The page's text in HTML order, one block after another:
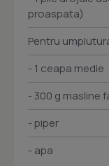
proaspata)
Pentru
- 1 ceapa medie
- 300 g masline
- piper
- apa